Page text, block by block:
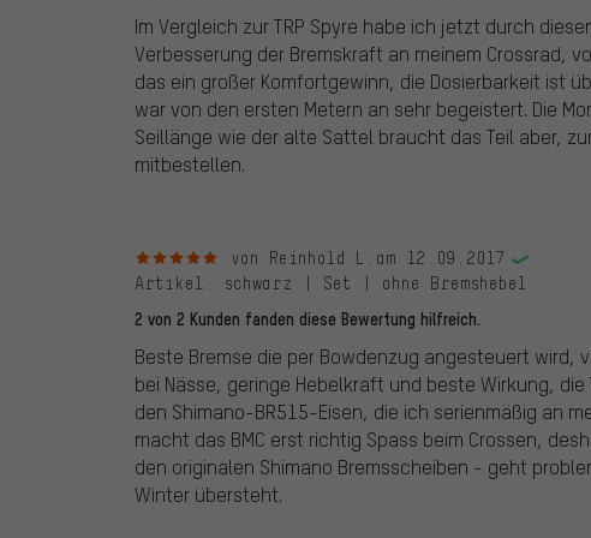
Im Vergleich zur TRP Spyre habe ich jetzt durch
Verbesserung der Bremskraft an meinem Crossrad,
das ein großer Komfortgewinn, die Dosierbarkeit ist
war von den ersten Metern an sehr begeistert. Die
Seillänge wie der alte Sattel braucht das Teil aber,
mitbestellen.
5 von 5 Sternenvon Reinhold L. am 12.09.2017
Artikel : schwarz | Set | ohne Bremshebel
2 von 2 Kunden fanden diese Bewertung hilfreich.
Beste Bremse die per Bowdenzug angesteuert wird,
bei Nässe, geringe Hebelkraft und beste Wirkung,
den Shimano-BR515-Eisen, die ich serienmäßig an
macht das BMC erst richtig Spass beim Crossen,
den originalen Shimano Bremsscheiben - geht
Winter übersteht.